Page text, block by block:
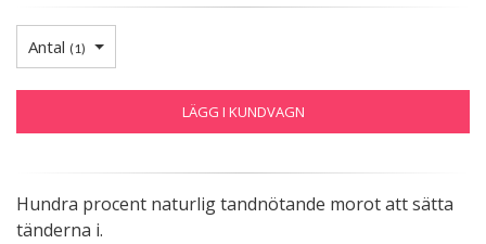
Antal (1)
LÄGG I KUNDVAGN
Hundra procent naturlig tandnötande morot att sätta
tänderna i.